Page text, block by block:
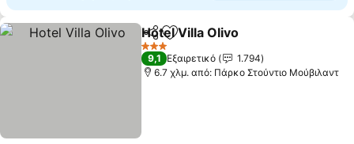
Κοινοποίηση
Προσθήκη στα αγαπημένα
Hotel Villa Olivo
3 Αστέρια
9,1 Εξαιρετικό
1.794
6.7 χλμ. από: Πάρκο Στούντιο Μούβιλαντ